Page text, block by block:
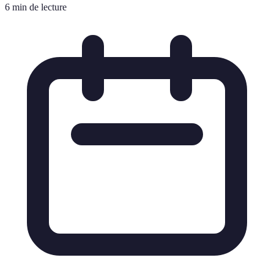
6 min de lecture